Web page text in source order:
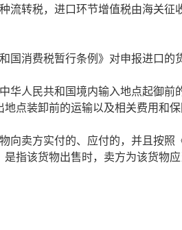
转税，进口环节增值税由海关征
费税暂行条例》对申报进口的货
人民共和国境内输入地点起御前
点装卸前的运输以及相关费用和保
卖方实付的、应付的，并且按照
指该货物出售时，卖方为该货物